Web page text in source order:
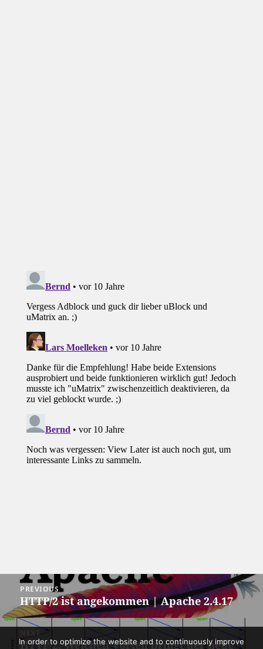
navigation
PREVIOUS
Previous
post:
HTTP/2 ist angekommen | Apache 2.4.17
NEXT
Next
HTTP/2: Welchen Vorteil bringt der neue
In order to optimize the website and to continuously improve